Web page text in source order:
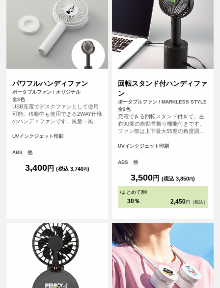
パワフルハンディファン
ポータブルファン / オリジナル
全2色
USB充電でデスクファンとして使用
可能。移動中も使用できる2WAY仕様
のハンディファンです。風量・風向
てお好みの風量・風向きでお使いい
ボタンには誤作動防止機能が付いて
電切れになってしまった…などの心
配もなく、安全にご使用いただけま
UVインクジェット印刷
ABS 他
3,400円 (税込 3,740円)
回転スタンド付ハンディファ
ン
ポータブルファン / MARKLESS STYLE
全2色
充電できる回転スタンド付きで、左
右90度の自動首振り機能付きです。
ファン部は上下最大55度の角度調整
の風量調節が可能で、自分好みに調
連続使用が可能です。（風量「中」
ンドそれぞれに名入れができ、フル
カラー印刷も可能なのでイベントな
どの物販用としてもおすすめです。
UVインクジェット印刷
ABS 他
3,500円 (税込 3,850円)
\まとめて割/
30％ 2,450 円（税込）